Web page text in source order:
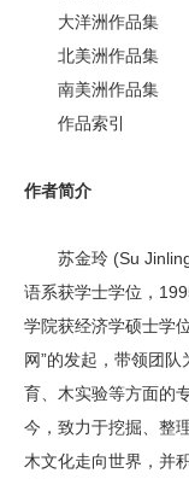
大洋洲作品集
北美洲作品集
南美洲作品集
作品索引
作者简介
苏金玲 (Su Jinling)
语系获学士学位，
学院获经济学硕士学
网”的发起，带领团
育、木实验等方面的
今，致力于挖掘、整
木文化走向世界，并